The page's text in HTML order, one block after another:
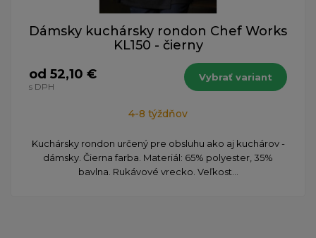
Dámsky kuchársky rondon Chef Works
KL150 - čierny
od 52,10 €
s DPH
Vybrať variant
4-8 týždňov
Kuchársky rondon určený pre obsluhu ako aj kuchárov -
dámsky. Čierna farba. Materiál: 65% polyester, 35%
bavlna. Rukávové vrecko. Veľkost...